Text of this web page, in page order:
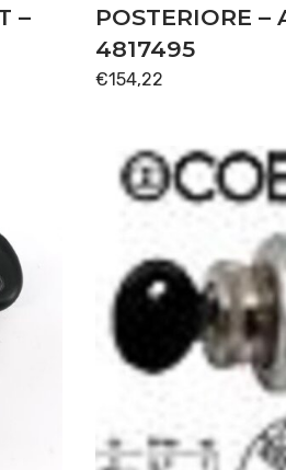
–
POSTERIORE –
4817495
€154,22